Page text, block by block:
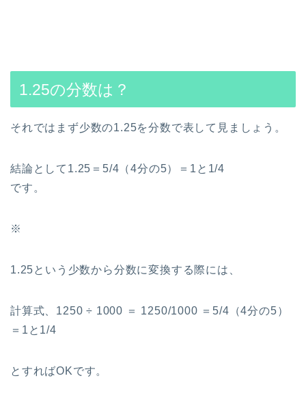
1.25の分数は？
それではまず少数の1.25を分数で表して見ましょう。
結論として1.25＝5/4（4分の5）＝1と1/4
です。
※
1.25という少数から分数に変換する際には、
計算式、1250 ÷ 1000 ＝ 1250/1000 ＝5/4（4分の5）
＝1と1/4
とすればOKです。